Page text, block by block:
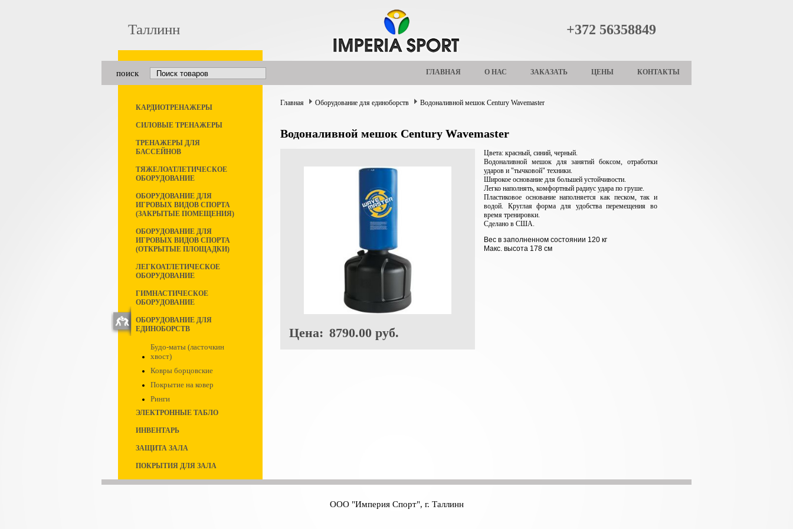
Таллинн +372 56358849
поиск ГЛАВНАЯ О НАС ЗАКАЗАТЬ ЦЕНЫ КОНТАКТЫ
КАРДИОТРЕНАЖЕРЫ
СИЛОВЫЕ ТРЕНАЖЕРЫ
ТРЕНАЖЕРЫ ДЛЯ
БАССЕЙНОВ
ТЯЖЕЛОАТЛЕТИЧЕСКОЕ
ОБОРУДОВАНИЕ
ОБОРУДОВАНИЕ ДЛЯ
ИГРОВЫХ ВИДОВ СПОРТА
(ЗАКРЫТЫЕ ПОМЕЩЕНИЯ)
ОБОРУДОВАНИЕ ДЛЯ
ИГРОВЫХ ВИДОВ СПОРТА
(ОТКРЫТЫЕ ПЛОЩАДКИ)
ЛЕГКОАТЛЕТИЧЕСКОЕ
ОБОРУДОВАНИЕ
ГИМНАСТИЧЕСКОЕ
ОБОРУДОВАНИЕ
ОБОРУДОВАНИЕ ДЛЯ
ЕДИНОБОРСТВ
Будо-маты (ласточкин
хвост)
Ковры борцовские
Покрытие на ковер
Ринги
ЭЛЕКТРОННЫЕ ТАБЛО
ИНВЕНТАРЬ
ЗАЩИТА ЗАЛА
ПОКРЫТИЯ ДЛЯ ЗАЛА
Главная Оборудование для единоборств Водоналивной мешок Century Wavemaster
Водоналивной мешок Century Wavemaster
Цена: 8790.00 руб.
Цвета: красный, синий, черный.
Водоналивной мешок для занятий боксом, отработки
ударов и "тычковой" техники.
Широкое основание для большей устойчивости.
Легко наполнять, комфортный радиус удара по груше.
Пластиковое основание наполняется как песком, так и
водой. Круглая форма для удобства перемещения во
время тренировки.
Сделано в США.
Вес в заполненном состоянии 120 кг
Макс. высота 178 см
ООО "Империя Спорт", г. Таллинн